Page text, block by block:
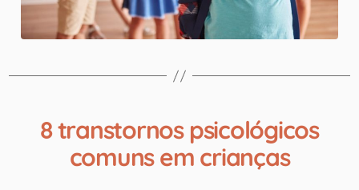
8 transtornos psicológicos
comuns em crianças